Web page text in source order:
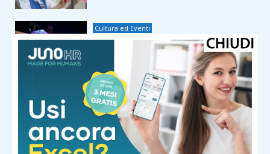
Cultura ed Eventi
La Notte Bianca illumina il centro di
Empoli, il commercio festeggia con
Cultura ed Eventi
Empoli Jazz Festival, cinque serate di
grandi nomi nel cuore della città